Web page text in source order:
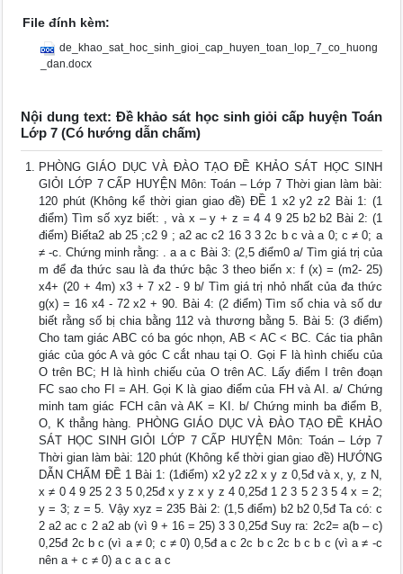
File đính kèm:
de_khao_sat_hoc_sinh_gioi_cap_huyen_toan_lop_7_co_huong
_dan.docx
Nội dung text: Đề khảo sát học sinh giỏi cấp huyện Toán
Lớp 7 (Có hướng dẫn chấm)
PHÒNG GIÁO DỤC VÀ ĐÀO TẠO ĐỀ KHẢO SÁT HỌC SINH
GIỎI LỚP 7 CẤP HUYỆN Môn: Toán – Lớp 7 Thời gian làm bài:
120 phút (Không kể thời gian giao đề) ĐỀ 1 x2 y2 z2 Bài 1: (1
điểm) Tìm số xyz biết: , và x – y + z = 4 4 9 25 b2 b2 Bài 2: (1
điểm) Biếta2 ab 25 ;c2 9 ; a2 ac c2 16 3 3 2c b c và a 0; c ≠ 0; a
≠ -c. Chứng minh rằng: . a a c Bài 3: (2,5 điểm0 a/ Tìm giá trị của
m để đa thức sau là đa thức bậc 3 theo biến x: f (x) = (m2- 25)
x4+ (20 + 4m) x3 + 7 x2 - 9 b/ Tìm giá trị nhỏ nhất của đa thức
g(x) = 16 x4 - 72 x2 + 90. Bài 4: (2 điểm) Tìm số chia và số dư
biết rằng số bị chia bằng 112 và thương bằng 5. Bài 5: (3 điểm)
Cho tam giác ABC có ba góc nhọn, AB < AC < BC. Các tia phân
giác của góc A và góc C cắt nhau tại O. Gọi F là hình chiếu của
O trên BC; H là hình chiếu của O trên AC. Lấy điểm I trên đoạn
FC sao cho FI = AH. Gọi K là giao điểm của FH và AI. a/ Chứng
minh tam giác FCH cân và AK = KI. b/ Chứng minh ba điểm B,
O, K thẳng hàng. PHÒNG GIÁO DỤC VÀ ĐÀO TẠO ĐỀ KHẢO
SÁT HỌC SINH GIỎI LỚP 7 CẤP HUYỆN Môn: Toán – Lớp 7
Thời gian làm bài: 120 phút (Không kể thời gian giao đề) HƯỚNG
DẪN CHẤM ĐỀ 1 Bài 1: (1điểm) x2 y2 z2 x y z 0,5đ và x, y, z N,
x ≠ 0 4 9 25 2 3 5 0,25đ x y z x y z 4 0,25đ 1 2 3 5 2 3 5 4 x = 2;
y = 3; z = 5. Vậy xyz = 235 Bài 2: (1,5 điểm) b2 b2 0,5đ Ta có: c
2 a2 ac c 2 a2 ab (vì 9 + 16 = 25) 3 3 0,25đ Suy ra: 2c2= a(b – c)
0,25đ 2c b c (vì a ≠ 0; c ≠ 0) 0,5đ a c 2c b c 2c b c b c (vì a ≠ -c
nên a + c ≠ 0) a c a c a c